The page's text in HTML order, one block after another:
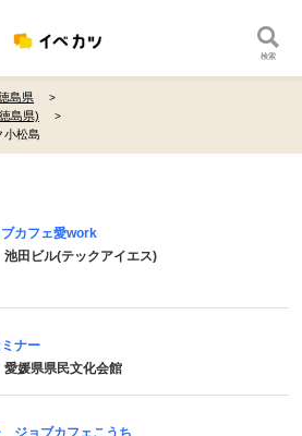
検索
島県
島県)
小松島
カフェ愛work
池田ビル(テックアイエス)
ナー
愛媛県県民文化会館